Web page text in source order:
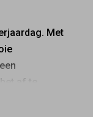
Met
af te